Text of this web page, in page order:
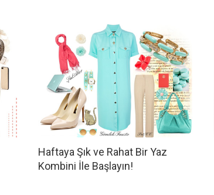
Haftaya Şık ve Rahat Bir Yaz
Kombini İle Başlayın!